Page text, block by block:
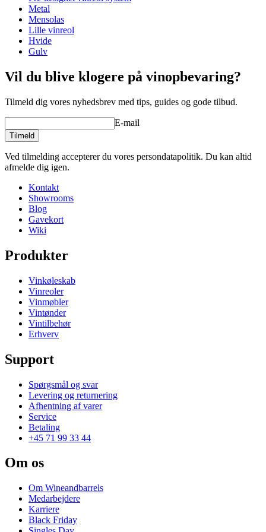
Se eksempler på indretning med WINEREX vinreoler her.
Lav din egen opstilling med disse moduler i vores online værktøj til
indretning af vinkælder (åbner nyt vindue og kræver flash
installeret)
Dybde (cm)64
Vægt (kg)
Metal
Mensolas
Lille vinreol
Hvide
Gulv
Vil du blive klogere på vinopbevaring?
Tilmeld dig vores nyhedsbrev med tips, guides og gode tilbud.
E-mail
Tilmeld
Ved tilmelding accepterer du vores persondatapolitik. Du kan altid
afmelde dig igen.
Kontakt
Showrooms
Blog
Gavekort
Wiki
Produkter
Vinkøleskab
Vinreoler
Vinmøbler
Vintønder
Vintilbehør
Erhverv
Support
Spørgsmål og svar
Levering og returnering
Afhentning af varer
Service
Betaling
+45 71 99 33 44
Om os
Om Wineandbarrels
Medarbejdere
Karriere
Black Friday